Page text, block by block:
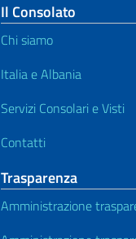
Il Consolato
Chi siamo
Italia e Albania
Servizi Consolari e Visti
Contatti
Trasparenza
Amministrazione